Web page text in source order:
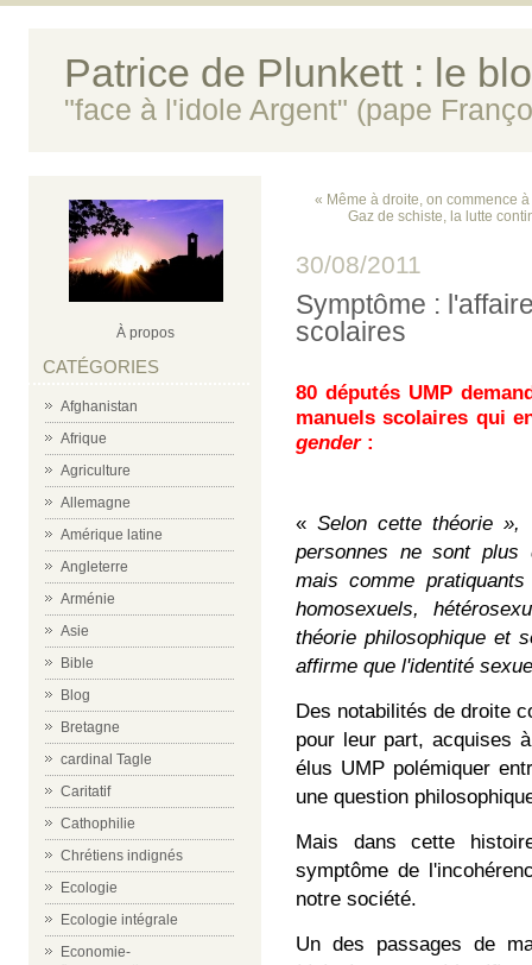
Patrice de Plunkett : le
"face à l'idole Argent" (pape
À propos
CATÉGORIES
Afghanistan
Afrique
Agriculture
Allemagne
Amérique latine
Angleterre
Arménie
Asie
Bible
Blog
Bretagne
cardinal Tagle
Caritatif
Cathophilie
Chrétiens indignés
Ecologie
Ecologie intégrale
Economie-
« Même à droite, on commence
Gaz de schiste, la lutte
30/08/2011
Symptôme :
scolaires
80 députés UMP
manuels scolaires qui
gender :
«Selon cette théorie »,
personnes ne sont plus
mais comme
homosexuels,
théorie philosophique et
affirme que l'identité
Des notabilités de droite
pour leur part, acquises
élus UMP polémiquer
une question
Mais dans cette
symptôme de
notre société.
Un des passages de